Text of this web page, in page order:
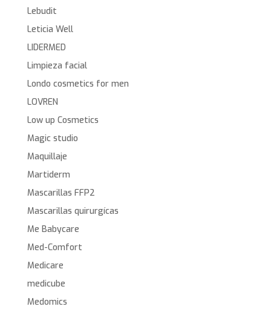
Lebudit
Leticia Well
LIDERMED
Limpieza facial
Londo cosmetics for men
LOVREN
Low up Cosmetics
Magic studio
Maquillaje
Martiderm
Mascarillas FFP2
Mascarillas quirurgícas
Me Babycare
Med-Comfort
Medicare
medicube
Medomics